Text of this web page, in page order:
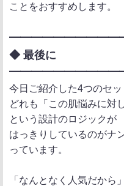
ことをおすすめします。
◆ 最後に
今日ご紹介した4つのセッ
どれも「この肌悩みに対
という設計のロジックが
はっきりしているのがナ
っています。
「なんとなく人気だから